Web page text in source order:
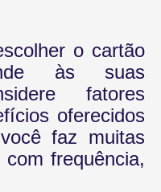
o cartão
às suas
fatores
oferecidos
faz muitas
frequência,